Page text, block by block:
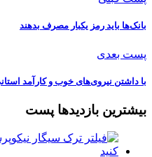
بانک‌ها باید رمز یکبار مصرف بدهند
پست بعدی
با داشتن نیروی‌های خوب و کارآمد
بیشترین بازدیدها پست